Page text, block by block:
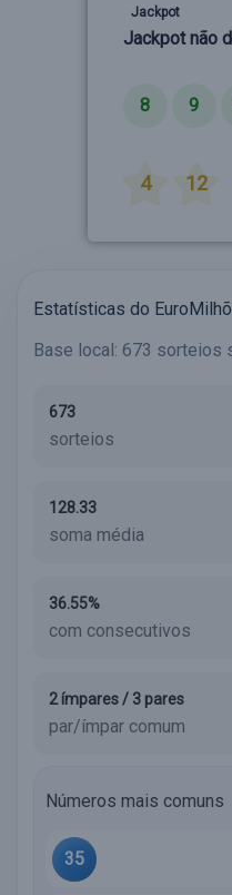
Jackpot
Jackpot não
8 9
4 12
Estatísticas do
Base local: 673 sorteios
673
sorteios
128.33
soma média
36.55%
com consecutivos
2 ímpares / 3 pares
par/ímpar comum
Números mais comuns
35